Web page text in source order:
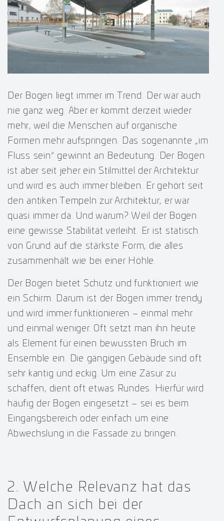
Der Bogen liegt immer im Trend. Der war auch
nie ganz weg. Aber er kommt derzeit wieder
mehr, weil die Menschen auf organische
Formen mehr aufspringen. Das sogenannte „im
Fluss sein“ gewinnt an Bedeutung. Der Bogen
ist aber seit jeher ein Stilmittel der Architektur
und wird es auch immer bleiben. Er gehört seit
den antiken Tempeln zur Architektur, er war
quasi immer da. Und warum? Weil der Bogen
eine gewisse Stabilität verleiht. Er ist statisch
von Grund auf die stärkste Form, die alles
zusammenhält wie bei einer Höhle.
Der Bogen bietet Schutz und funktioniert wie
ein Schirm. Darum ist der Bogen immer trendy
und wird immer funktionieren – einmal mehr
und einmal weniger. Oft setzt man ihn heute
als Element für einen bewussten Bruch im
Ensemble ein. Die gängigen Gebäude sind oft
sehr kantig und eckig. Um eine Zäsur zu
schaffen, dient oft etwas Rundes. Hierfür wird
häufig der Bogen eingesetzt – sei es beim
Eingangsbereich oder einfach um eine
Abwechslung in die Fassade zu bringen.
2. Welche Relevanz hat das
Dach an sich bei der